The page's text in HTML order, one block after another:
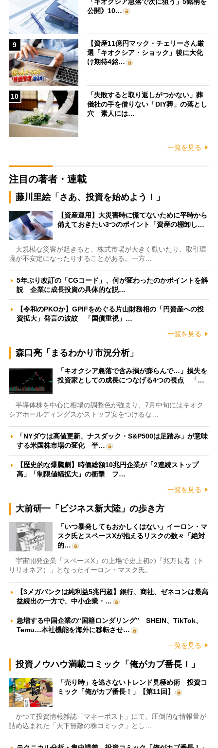
公開》10…
9
【資産11億円マック・チェリーさん厳
選「キオクシア・ショック」後に大化
け期待4銘…
10
「失敗すると取り返しがつかない」葬
儀社の手を借りない「DIY葬」の落とし
穴 素人には…
一覧を見る
注目の著者・連載
藤川里絵「さあ、投資を始めよう！」
【資産運用】大災害時に慌てないために平時から
備えておきたい3つのポイント「資産の棚卸し…
大規模な災害が起きると、株式市場が大きく動いたり、取引環
境が不安定になったりすることがある。一方…
5年ぶり改訂の「CGコード」、何が変わったのかポイントを解
説 企業に成長投資の具体的な説…
【令和のPKOか】GPIFをめぐる片山財務相の「円資産への投
資拡大」発言の波紋 「国債重視」…
一覧を見る
森口亮「まるわかり市況分析」
「キオクシア急落で含み損が膨らんで…」損失を
投資家としての成長につなげる4つの視点 「…
半導体株を中心に相場の調整色が強まり、7月中旬にはキオク
シアホールディングスがストップ安をつけるな…
「NYダウは高値更新、ナスダック・S&P500は足踏み」が意味
する米国株市場の変化 半…
【歴史的な爆騰劇】時価総額10兆円企業が「2連続ストップ
高」「制限値幅拡大」の衝撃 フ…
一覧を見る
大前研一「ビジネス新大陸」の歩き方
「いつ暴発してもおかしくはない」イーロン・マ
スク氏とスペースXが抱えるリスクの数々「絶対
的…
宇宙開発企業「スペースX」の上場で史上初の「兆万長者（ト
リリオネア）」となったイーロン・マスク氏。…
【3メガバンクは純利益5兆円超】銀行、商社、ゼネコンは最高
益続出の一方で、中小企業・…
急増する中国企業の“国籍ロンダリング” SHEIN、TikTok、
Temu…本社機能を海外に移転させ…
一覧を見る
投資ノウハウ満載コミック「俺がカブ番長！」
「売り時」を逃さないトレンド見極め術 投資コ
ミック「俺がカブ番長！」【第11回】
かつて投資情報雑誌「マネーポスト」にて、圧倒的な情報量が
詰め込まれた「天下無敵の株コミック」とし…